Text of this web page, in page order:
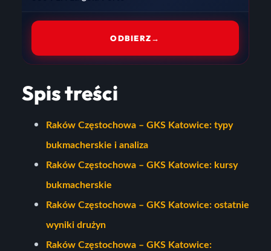
ODBIERZ→
Spis treści
Raków Częstochowa – GKS Katowice: typy
bukmacherskie i analiza
Raków Częstochowa – GKS Katowice: kursy
bukmacherskie
Raków Częstochowa – GKS Katowice: ostatnie
wyniki drużyn
Raków Częstochowa – GKS Katowice: